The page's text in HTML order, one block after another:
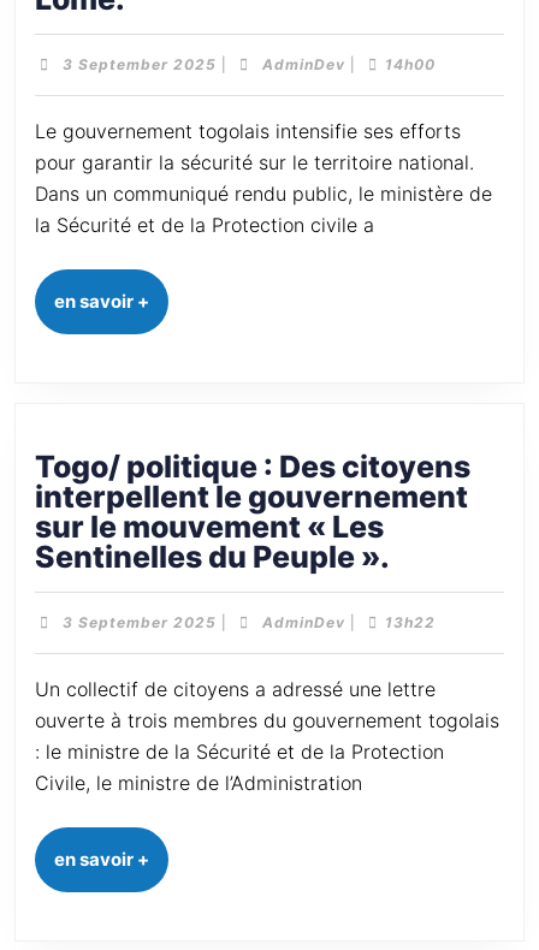
3 September 2025 AdminDev 14h00
Le gouvernement togolais intensifie ses efforts
pour garantir la sécurité sur le territoire national.
Dans un communiqué rendu public, le ministère de
la Sécurité et de la Protection civile a
en savoir +
Togo/ politique : Des citoyens
interpellent le gouvernement
sur le mouvement « Les
Sentinelles du Peuple ».
3 September 2025 AdminDev 13h22
Un collectif de citoyens a adressé une lettre
ouverte à trois membres du gouvernement togolais
: le ministre de la Sécurité et de la Protection
Civile, le ministre de l’Administration
en savoir +